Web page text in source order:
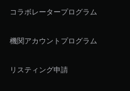
コラボレータープログラム
機関アカウントプログラム
リスティング申請